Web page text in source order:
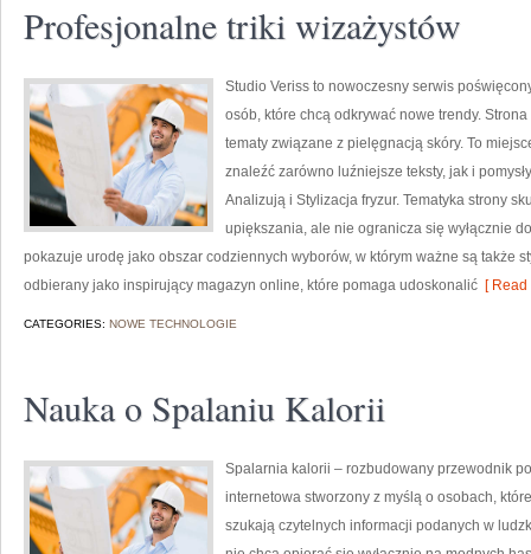
Profesjonalne triki wizażystów
Studio Veriss to nowoczesny serwis
osób, które chcą odkrywać nowe trendy.
tematy związane z pielęgnacją skóry. To
znaleźć zarówno luźniejsze teksty, jak i
Analizują i Stylizacja fryzur. Tematyka strony
upiększania, ale nie ogranicza się wyłącznie
pokazuje urodę jako obszar codziennych wyborów, w którym ważne są także
odbierany jako inspirujący magazyn online, które pomaga udoskonalić [ Read
CATEGORIES: NOWE TECHNOLOGIE
Nauka o Spalaniu Kalorii
Spalarnia kalorii – rozbudowany przewodnik
internetowa stworzony z myślą o osobach,
szukają czytelnych informacji podanych w